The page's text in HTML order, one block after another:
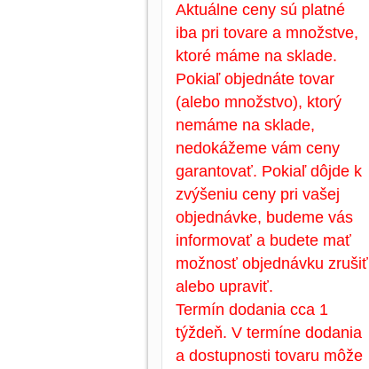
Aktuálne ceny sú platné
iba pri tovare a množstve,
ktoré máme na sklade.
Pokiaľ objednáte tovar
(alebo množstvo), ktorý
nemáme na sklade,
nedokážeme vám ceny
garantovať. Pokiaľ dôjde k
zvýšeniu ceny pri vašej
objednávke, budeme vás
informovať a budete mať
možnosť objednávku zrušiť
alebo upraviť.
Termín dodania cca 1
týždeň. V termíne dodania
a dostupnosti tovaru môže